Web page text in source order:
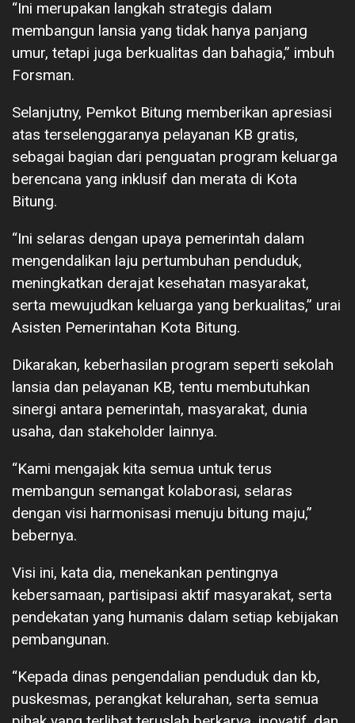
“Ini merupakan langkah strategis dalam
membangun lansia yang tidak hanya panjang
umur, tetapi juga berkualitas dan bahagia,” imbuh
Forsman.
Selanjutny, Pemkot Bitung memberikan apresiasi
atas terselenggaranya pelayanan KB gratis,
sebagai bagian dari penguatan program keluarga
berencana yang inklusif dan merata di Kota
Bitung.
“Ini selaras dengan upaya pemerintah dalam
mengendalikan laju pertumbuhan penduduk,
meningkatkan derajat kesehatan masyarakat,
serta mewujudkan keluarga yang berkualitas,” urai
Asisten Pemerintahan Kota Bitung.
Dikarakan, keberhasilan program seperti sekolah
lansia dan pelayanan KB, tentu membutuhkan
sinergi antara pemerintah, masyarakat, dunia
usaha, dan stakeholder lainnya.
“Kami mengajak kita semua untuk terus
membangun semangat kolaborasi, selaras
dengan visi harmonisasi menuju bitung maju,”
bebernya.
Visi ini, kata dia, menekankan pentingnya
kebersamaan, partisipasi aktif masyarakat, serta
pendekatan yang humanis dalam setiap kebijakan
pembangunan.
“Kepada dinas pengendalian penduduk dan kb,
puskesmas, perangkat kelurahan, serta semua